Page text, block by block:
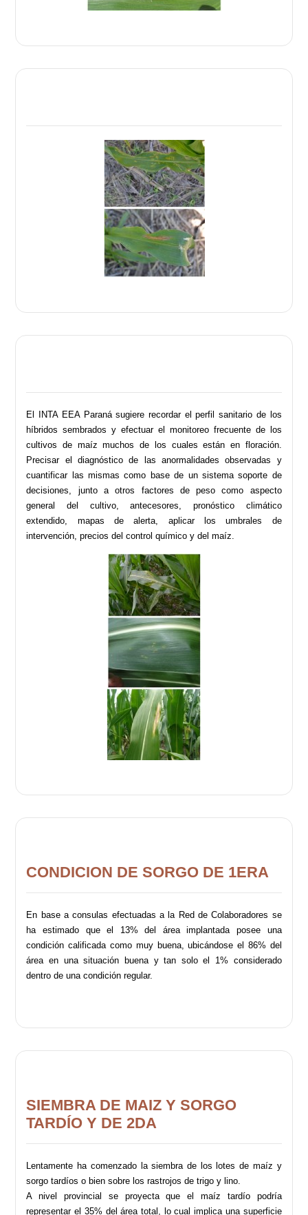
El INTA EEA Paraná sugiere recordar el perfil sanitario de los
híbridos sembrados y efectuar el monitoreo frecuente de los
cultivos de maíz muchos de los cuales están en floración.
Precisar el diagnóstico de las anormalidades observadas y
cuantificar las mismas como base de un sistema soporte de
decisiones, junto a otros factores de peso como aspecto
general del cultivo, antecesores, pronóstico climático
extendido, mapas de alerta, aplicar los umbrales de
intervención, precios del control químico y del maíz.
CONDICION DE SORGO DE 1ERA
En base a consulas efectuadas a la Red de Colaboradores se
ha estimado que el 13% del área implantada posee una
condición calificada como muy buena, ubicándose el 86% del
área en una situación buena y tan solo el 1% considerado
dentro de una condición regular.
SIEMBRA DE MAIZ Y SORGO
TARDÍO Y DE 2DA
Lentamente ha comenzado la siembra de los lotes de maíz y
sorgo tardíos o bien sobre los rastrojos de trigo y lino.
A nivel provincial se proyecta que el maíz tardío podría
representar el 35% del área total, lo cual implica una superficie